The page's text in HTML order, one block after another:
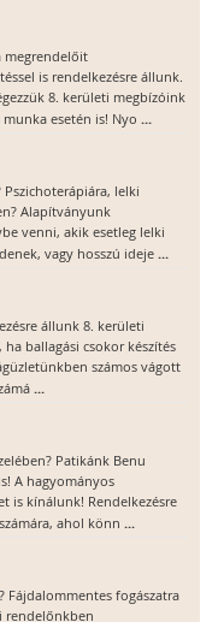
megrendelőit
is rendelkezésre állunk.
8. kerületi megbízóink
esetén is! Nyo ...
Pszichoterápiára, lelki
Alapítványunk
venni, akik esetleg lelki
vagy hosszú ideje ...
állunk 8. kerületi
ballagási csokor készítés
számos vágott
...
Patikánk Benu
A hagyományos
is kínálunk! Rendelkezésre
ahol könn ...
Fájdalommentes fogászatra
rendelőnkben